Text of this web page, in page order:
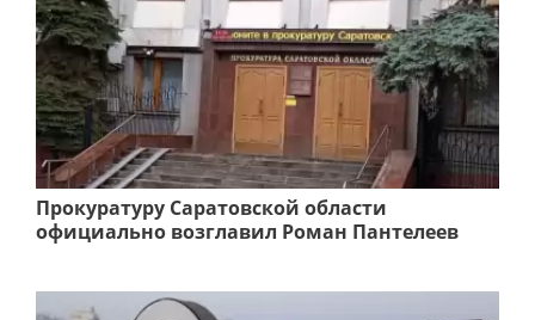
Прокуратуру Саратовской области
официально возглавил Роман Пантелеев